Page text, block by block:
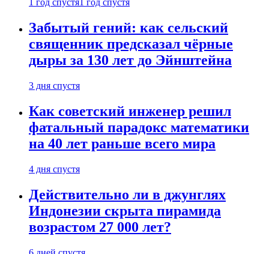
1 год спустя 1 год спустя
Забытый гений: как сельский
священник предсказал чёрные
дыры за 130 лет до Эйнштейна
3 дня спустя
Как советский инженер решил
фатальный парадокс математики
на 40 лет раньше всего мира
4 дня спустя
Действительно ли в джунглях
Индонезии скрыта пирамида
возрастом 27 000 лет?